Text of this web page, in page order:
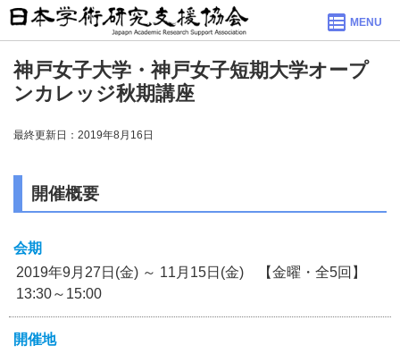
MENU
神戸女子大学・神戸女子短期大学オープ
ンカレッジ秋期講座
最終更新日：2019年8月16日
開催概要
会期
2019年9月27日(金) ～ 11月15日(金) 【金曜・全5回】
13:30～15:00
開催地